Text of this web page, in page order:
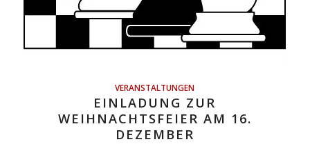
VERANSTALTUNGEN
EINLADUNG ZUR
WEIHNACHTSFEIER AM 16.
DEZEMBER